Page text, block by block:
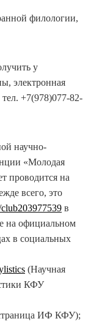
филологии,
у
электронная
тел. +7(978)077-82-
научно-
«Молодая
проводится на
всего, это
в
на официальном
в социальных
(Научная
КФУ
ИФ КФУ);